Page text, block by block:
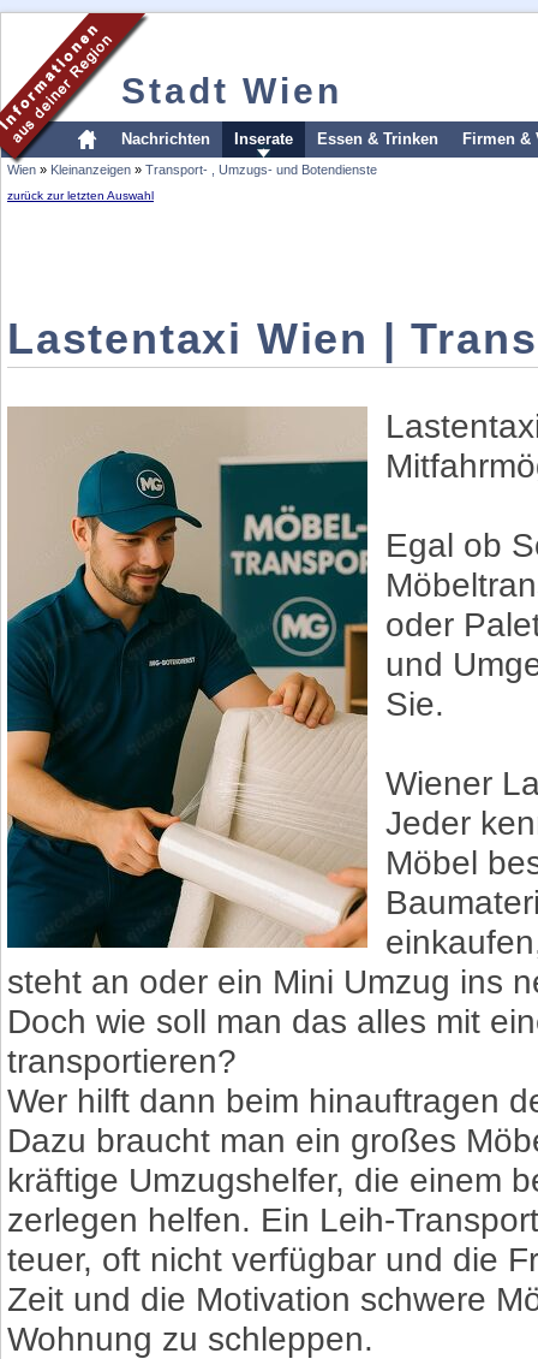
Stadt Wien
Nachrichten Inserate Essen & Trinken Firmen &
Wien » Kleinanzeigen » Transport- , Umzugs- und Botendienste
zurück zur letzten Auswahl
Lastentaxi Wien |
Egal ob
oder
und
Sie.
Wiener
Jeder
Möbel
steht an oder ein Mini Umzug ins
Doch wie soll man das alles mit
transportieren?
Wer hilft dann beim hinauftragen
Dazu braucht man ein großes
kräftige Umzugshelfer, die einem
zerlegen helfen. Ein Leih-
teuer, oft nicht verfügbar und die
Zeit und die Motivation schwere
Wohnung zu schleppen.